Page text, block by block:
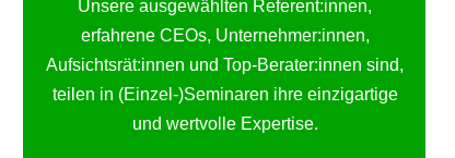
Unsere ausgewählten Referent:innen,
erfahrene CEOs, Unternehmer:innen,
Aufsichtsrät:innen und Top-Berater:innen sind,
teilen in (Einzel-)Seminaren ihre einzigartige
und wertvolle Expertise.